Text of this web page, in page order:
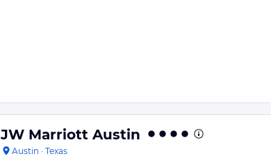
JW Marriott Austin
Austin · Texas